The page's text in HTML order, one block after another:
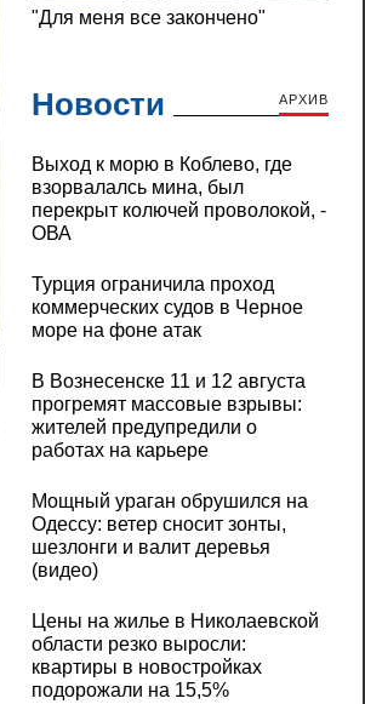
Новости АРХИВ
Выход к морю в Коблево, где
взорвалалсь мина, был
перекрыт колючей проволокой, -
ОВА
Турция ограничила проход
коммерческих судов в Черное
море на фоне атак
В Вознесенске 11 и 12 августа
прогремят массовые взрывы:
жителей предупредили о
работах на карьере
Мощный ураган обрушился на
Одессу: ветер сносит зонты,
шезлонги и валит деревья
(видео)
Цены на жилье в Николаевской
области резко выросли:
квартиры в новостройках
подорожали на 15,5%